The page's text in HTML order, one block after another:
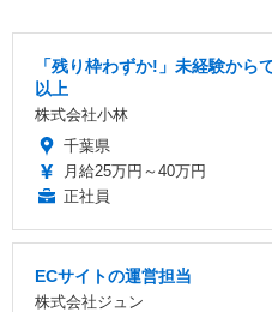
「残り枠わずか!」未経験から
以上
株式会社小林
千葉県
月給25万円～40万円
正社員
ECサイトの運営担当
株式会社ジュン